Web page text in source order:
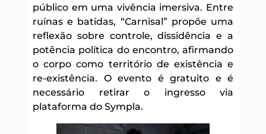
público em uma vivência imersiva. Entre
ruínas e batidas, “Carnisal” propõe uma
reflexão sobre controle, dissidência e a
potência política do encontro, afirmando
o corpo como território de existência e
re-existência. O evento é gratuito e é
necessário retirar o ingresso via
plataforma do Sympla.